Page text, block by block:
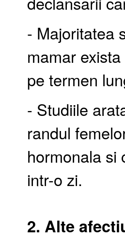
- Majoritatea
mamar
pe termen
- Studiile
randul
hormonala si
intr-o zi.
2. Alte